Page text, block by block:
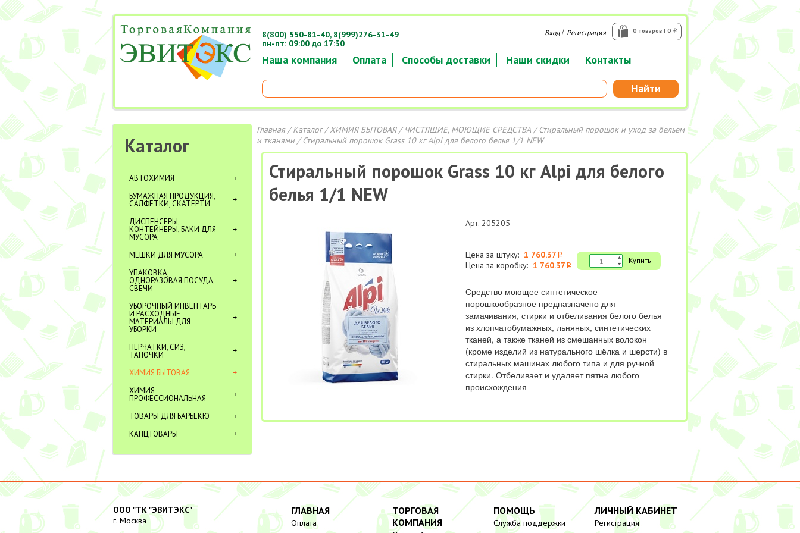
Наша компания Оплата Способы доставки Наши скидки Контакты
Найти
0 товаров | 0 i
Вход/ Регистрация
8(800) 550-81-40, 8(999)276-31-49
пн-пт: 09:00 до 17:30
Каталог
АВТОХИМИЯ
БУМАЖНАЯ ПРОДУКЦИЯ,
САЛФЕТКИ, СКАТЕРТИ
ДИСПЕНСЕРЫ,
КОНТЕЙНЕРЫ, БАКИ ДЛЯ
МУСОРА
МЕШКИ ДЛЯ МУСОРА
УПАКОВКА,
ОДНОРАЗОВАЯ ПОСУДА,
СВЕЧИ
УБОРОЧНЫЙ ИНВЕНТАРЬ
И РАСХОДНЫЕ
МАТЕРИАЛЫ ДЛЯ
УБОРКИ
ПЕРЧАТКИ, СИЗ,
ТАПОЧКИ
ХИМИЯ БЫТОВАЯ
ХИМИЯ
ПРОФЕССИОНАЛЬНАЯ
ТОВАРЫ ДЛЯ БАРБЕКЮ
КАНЦТОВАРЫ
Главная/Каталог/ХИМИЯ БЫТОВАЯ/ЧИСТЯЩИЕ, МОЮЩИЕ СРЕДСТВА/Стиральный порошок и уход за бельем
и тканями/ Стиральный порошок Grass 10 кг Alpi для белого белья 1/1 NEW
Стиральный порошок Grass 10 кг Alpi для белого
белья 1/1 NEW
Арт. 205205
Цена за штуку: 1 760.37 i
Цена за коробку: 1 760.37 i
Купить
Средство моющее синтетическое
порошкообразное предназначено для
замачивания, стирки и отбеливания белого белья
из хлопчатобумажных, льняных, синтетических
тканей, а также тканей из смешанных волокон
(кроме изделий из натурального шёлка и шерсти) в
стиральных машинах любого типа и для ручной
стирки. Отбеливает и удаляет пятна любого
происхождения
ООО "ТК "ЭВИТЭКС"
г. Москва
ГЛАВНАЯ
Оплата
ТОРГОВАЯ
КОМПАНИЯ
ПОМОЩЬ
Служба поддержки
ЛИЧНЫЙ КАБИНЕТ
Регистрация